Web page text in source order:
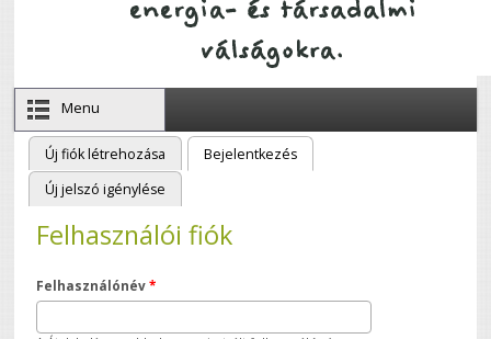
Menu
Elsődleges fülek
Új fiók létrehozása Bejelentkezés
Új jelszó igénylése
Felhasználói fiók
Felhasználónév*